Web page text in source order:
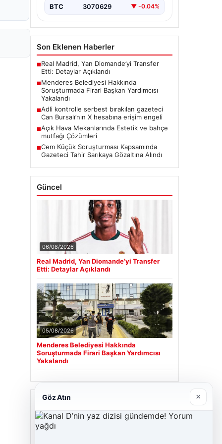
BTC 3070629 ▼ -0.04%
Son Eklenen Haberler
■Real Madrid, Yan Diomande’yi Transfer
Etti: Detaylar Açıklandı
■Menderes Belediyesi Hakkında
Soruşturmada Firari Başkan Yardımcısı
Yakalandı
■Adli kontrolle serbest bırakılan gazeteci
Can Bursalı’nın X hesabına erişim engeli
■Açık Hava Mekanlarında Estetik ve bahçe
mutfağı Çözümleri
■Cem Küçük Soruşturması Kapsamında
Gazeteci Tahir Sarıkaya Gözaltına Alındı
Güncel
06/08/2026
Real Madrid, Yan Diomande’yi Transfer
Etti: Detaylar Açıklandı
05/08/2026
Menderes Belediyesi Hakkında
Soruşturmada Firari Başkan Yardımcısı
Yakalandı
Son Eklenen Firmalar
Cengiz Sigorta
Göz Atın ×